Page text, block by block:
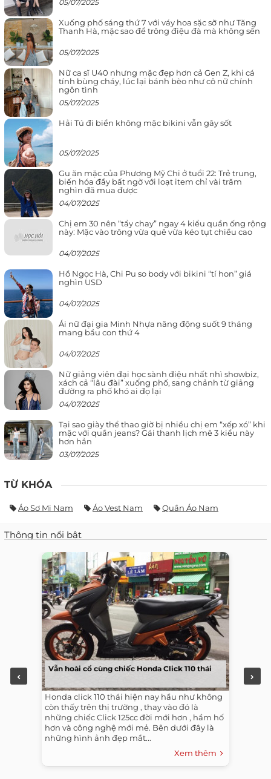
05/07/2025
Xuống phố sáng thứ 7 với váy hoa sặc sỡ như Tăng
Thanh Hà, mặc sao để trông điệu đà mà không sến
05/07/2025
Nữ ca sĩ U40 nhưng mặc đẹp hơn cả Gen Z, khi cá
tính bùng cháy, lúc lại bánh bèo như cô nữ chính
ngôn tình
05/07/2025
Hải Tú đi biển không mặc bikini vẫn gây sốt
05/07/2025
Gu ăn mặc của Phương Mỹ Chi ở tuổi 22: Trẻ trung,
biến hóa đầy bất ngờ với loạt item chỉ vài trăm
nghìn đã mua được
04/07/2025
Chị em 30 nên “tẩy chay” ngay 4 kiểu quần ống rộng
này: Mặc vào trông vừa quê vừa kéo tụt chiều cao
04/07/2025
Hồ Ngọc Hà, Chi Pu so body với bikini “tí hon” giá
nghìn USD
04/07/2025
Ái nữ đại gia Minh Nhựa năng động suốt 9 tháng
mang bầu con thứ 4
04/07/2025
Nữ giảng viên đại học sành điệu nhất nhì showbiz,
xách cả “lâu đài” xuống phố, sang chảnh từ giảng
đường ra phố khó ai đọ lại
04/07/2025
Tại sao giày thể thao giờ bị nhiều chị em “xếp xó” khi
mặc với quần jeans? Gái thanh lịch mê 3 kiểu này
hơn hẳn
03/07/2025
TỪ KHÓA
Áo Sơ Mi Nam Áo Vest Nam Quần Áo Nam
Thông tin nổi bật
Vẫn hoài cổ cùng chiếc Honda Click 110 thái
Honda click 110 thái hiện nay hầu như không
còn thấy trên thị trường , thay vào đó là
những chiếc Click 125cc đời mới hơn , hầm hố
hơn và công nghệ mới mẻ. Bên dưới đây là
những hình ảnh đẹp mắt...
Xem thêm